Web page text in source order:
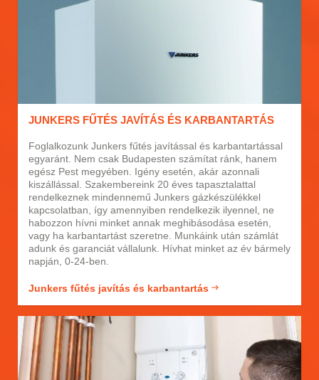
JUNKERS FŰTÉS JAVÍTÁS ÉS KARBANTARTÁS
Foglalkozunk Junkers fűtés javítással és karbantartással
egyaránt. Nem csak Budapesten számítat ránk, hanem
egész Pest megyében. Igény esetén, akár azonnali
kiszállással. Szakembereink 20 éves tapasztalattal
rendelkeznek mindennemű Junkers gázkészülékkel
kapcsolatban, így amennyiben rendelkezik ilyennel, ne
habozzon hívni minket annak meghibásodása esetén,
vagy ha karbantartást szeretne. Munkáink után számlát
adunk és garanciát vállalunk. Hívhat minket az év bármely
napján, 0-24-ben.
Junkers fűtés javítás és karbantartás